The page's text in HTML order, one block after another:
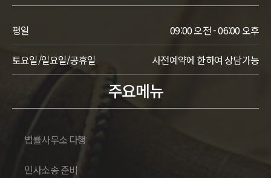
평일 09:00 오전 - 06:00 오후
토요일/일요일/공휴일 사전예약에 한하여 상담가능
주요메뉴
법률사무소 다행
민사소송 준비